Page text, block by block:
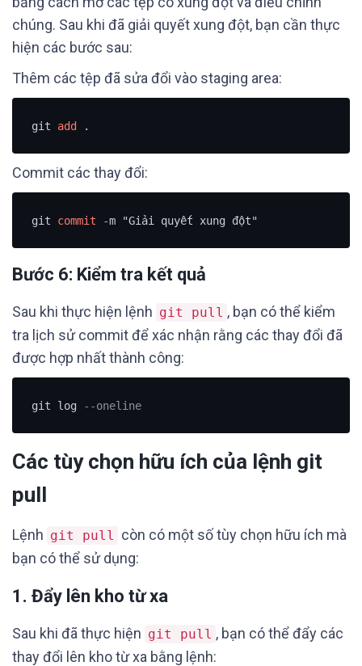
chúng. Sau khi đã giải quyết xung đột, bạn cần thực
hiện các bước sau:
Thêm các tệp đã sửa đổi vào staging area:
git add .
Commit các thay đổi:
git commit -m "Giải quyết xung đột"
Bước 6: Kiểm tra kết quả
Sau khi thực hiện lệnh git pull , bạn có thể kiểm
tra lịch sử commit để xác nhận rằng các thay đổi đã
được hợp nhất thành công:
git log --oneline
Các tùy chọn hữu ích của lệnh git
pull
Lệnh git pull còn có một số tùy chọn hữu ích mà
bạn có thể sử dụng:
1. Đẩy lên kho từ xa
Sau khi đã thực hiện git pull , bạn có thể đẩy các
thay đổi lên kho từ xa bằng lệnh: